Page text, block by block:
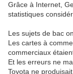
Grâce à Internet,
statistiques
Les sujets de bac
Les cartes à
commerciaux
Et les erreurs ne
Toyota ne